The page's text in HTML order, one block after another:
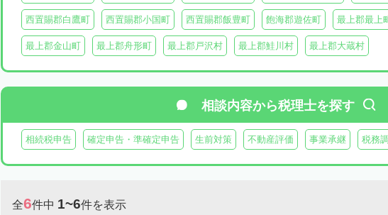
西置賜郡白鷹町 西置賜郡小国町 西置賜郡飯豊町 飽海郡遊佐町 最上郡最上
最上郡金山町 最上郡舟形町 最上郡戸沢村 最上郡鮭川村 最上郡大蔵村
相談内容から税理士を探す
相続税申告 確定申告・準確定申告 生前対策 不動産評価 事業承継 税務
全6件中 1~6件を表示